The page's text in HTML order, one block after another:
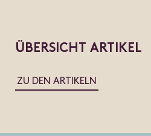
ÜBERSICHT ARTIKEL
ZU DEN ARTIKELN